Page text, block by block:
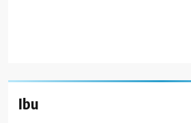
Ibu